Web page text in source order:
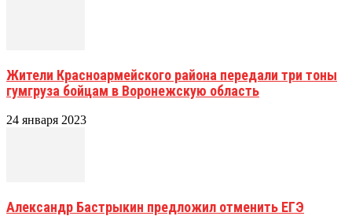
Жители Красноармейского района передали три тоны
гумгруза бойцам в Воронежскую область
24 января 2023
Александр Бастрыкин предложил отменить ЕГЭ